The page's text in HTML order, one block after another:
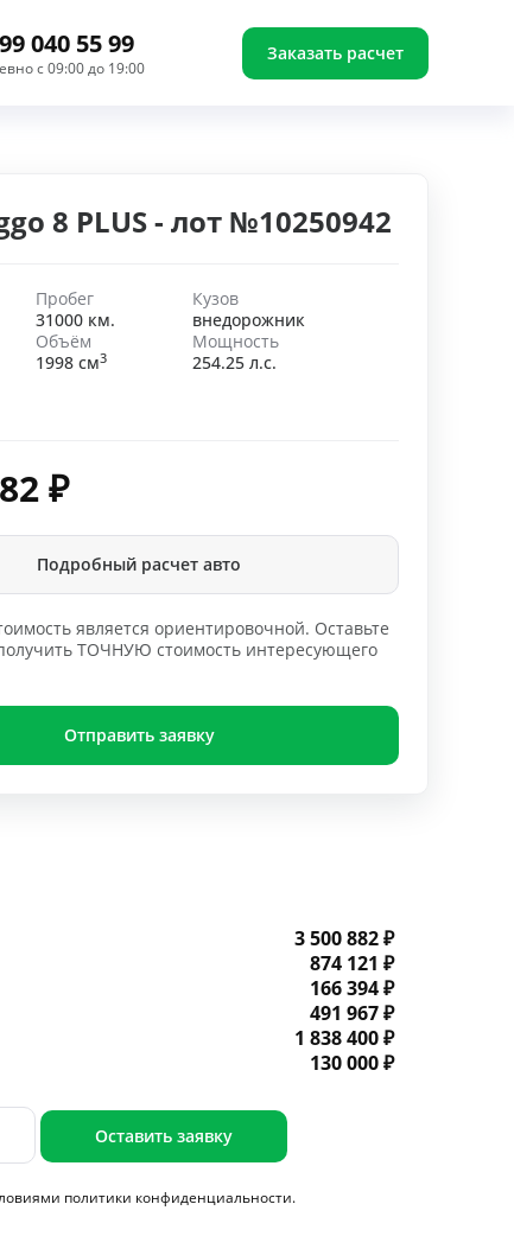
040 55 99
с 09:00 до 19:00
Заказать расчет
8 PLUS - лот №10250942
Пробег
31000 км.
Кузов
внедорожник
Объём
1998 см3
Мощность
254.25 л.с.
₽
Подробный расчет авто
является ориентировочной. Оставьте
ТОЧНУЮ стоимость интересующего
Отправить заявку
3 500 882 ₽
874 121 ₽
166 394 ₽
491 967 ₽
1 838 400 ₽
130 000 ₽
Оставить заявку
политики конфиденциальности.